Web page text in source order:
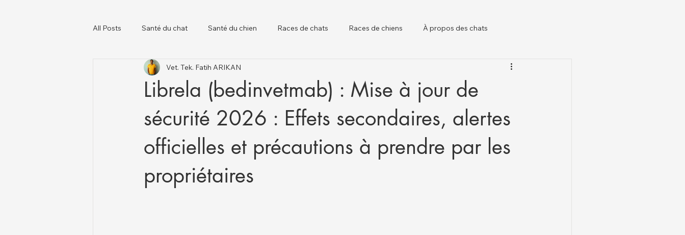
All Posts Santé du chat Santé du chien Races de chats Races de chiens À propos des chats
À propos des chiens Chats et chiens
Librela (bedinvetmab) : Mise à jour de
sécurité 2026 : Effets secondaires, alertes
officielles et précautions à prendre par les
propriétaires
Vet. Tek. Fatih ARIKAN